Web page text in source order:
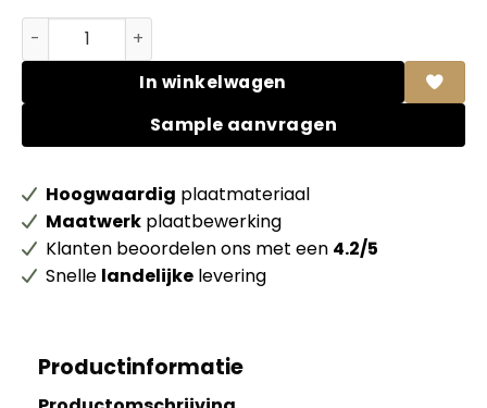
Abet HPL 405 Lucida 2 Bianco porcellana + folie aantal
In winkelwagen
Sample aanvragen
Hoogwaardig plaatmateriaal
Maatwerk plaatbewerking
Klanten beoordelen ons met een 4.2/5
Snelle landelijke levering
Productinformatie